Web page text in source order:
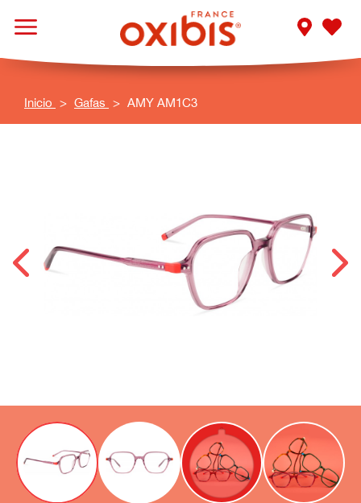
Inicio Gafas AMY AM1C3